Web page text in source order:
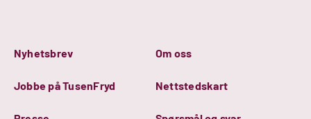
Nyhetsbrev Om oss
Jobbe på TusenFryd Nettstedskart